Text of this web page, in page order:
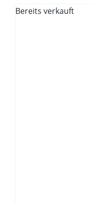
Bereits verkauft